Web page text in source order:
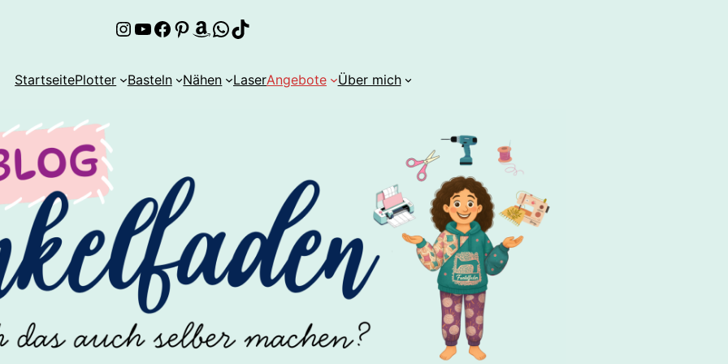
Instagram
YouTube
Facebook
Pinterest
Amazon
WhatsApp
TikTok
StartseitePlotter Basteln Nähen LaserAngebote Über mich